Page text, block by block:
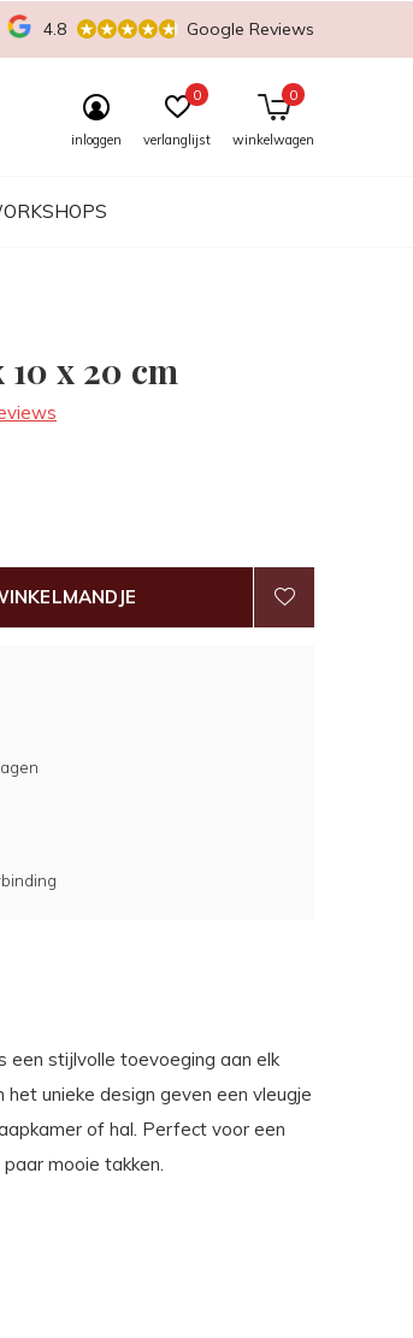
inloggen verlanglijst
0
winkelwagen
0
4.8 Google Reviews
10 x 20 cm
een stijlvolle toevoeging aan elk
het unieke design geven een vleugje
of hal. Perfect voor een
mooie takken.